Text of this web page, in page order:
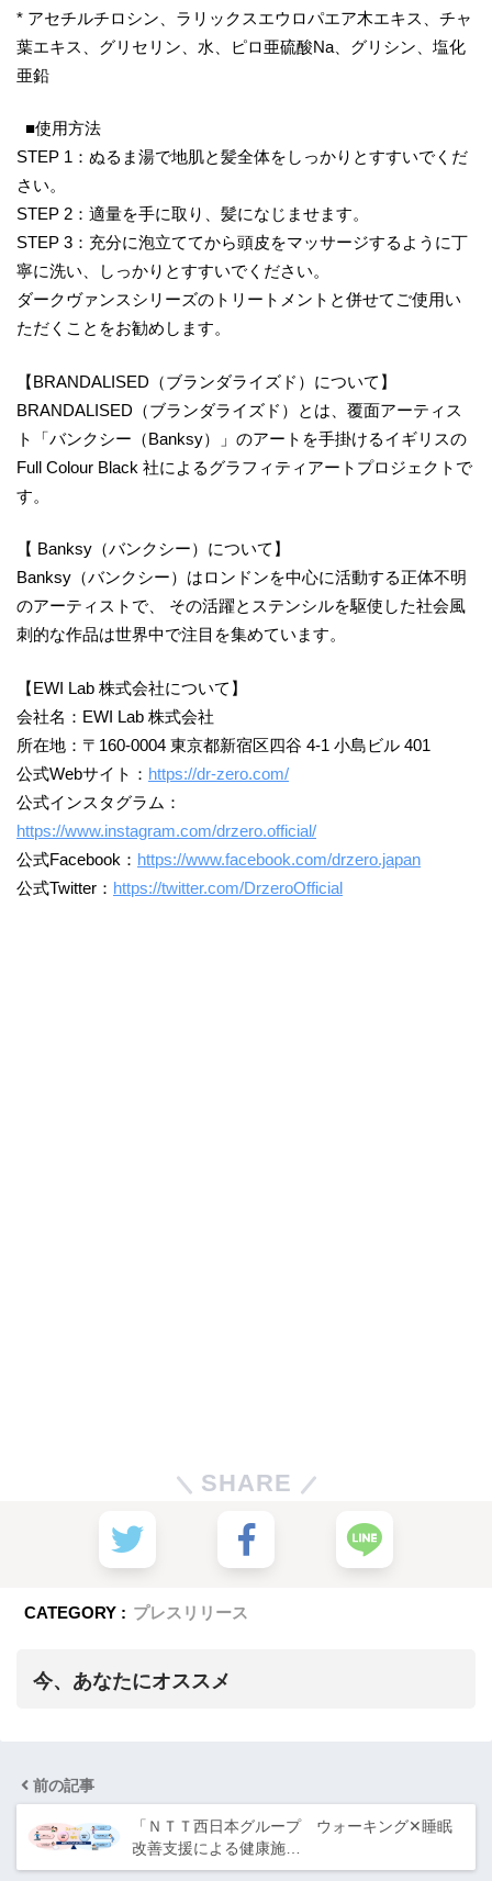
* アセチルチロシン、ラリックスエウロパエア木エキス、チャ
葉エキス、グリセリン、水、ピロ亜硫酸Na、グリシン、塩化
亜鉛
■使用方法
STEP 1：ぬるま湯で地肌と髪全体をしっかりとすすいでくだ
さい。
STEP 2：適量を手に取り、髪になじませます。
STEP 3：充分に泡立ててから頭皮をマッサージするように丁
寧に洗い、しっかりとすすいでください。
ダークヴァンスシリーズのトリートメントと併せてご使用い
ただくことをお勧めします。
【BRANDALISED（ブランダライズド）について】
BRANDALISED（ブランダライズド）とは、覆面アーティス
ト「バンクシー（Banksy）」のアートを手掛けるイギリスの
Full Colour Black 社によるグラフィティアートプロジェクトで
す。
【 Banksy（バンクシー）について】
Banksy（バンクシー）はロンドンを中⼼に活動する正体不明
のアーティストで、 その活躍とステンシルを駆使した社会風
刺的な作品は世界中で注目を集めています。
【EWI Lab 株式会社について】
会社名：EWI Lab 株式会社
所在地：〒160-0004 東京都新宿区四谷 4-1 小島ビル 401
公式Webサイト： https://dr-zero.com/
公式インスタグラム：
https://www.instagram.com/drzero.official/
公式Facebook： https://www.facebook.com/drzero.japan
公式Twitter： https://twitter.com/DrzeroOfficial
SHARE
CATEGORY : プレスリリース
今、あなたにオススメ
前の記事
「ＮＴＴ西日本グループ ウォーキング✕睡眠
改善支援による健康施…